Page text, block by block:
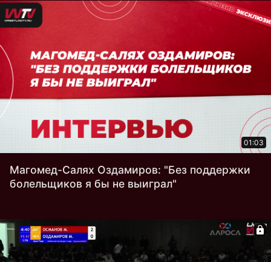
01:03
Магомед-Салях Оздамиров: "Без поддержки
болельщиков я бы не выиграл"